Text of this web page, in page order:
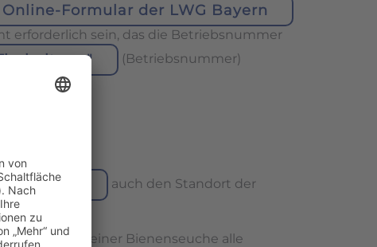
Online-Formular der LWG Bayern
erforderlich sein, das die Betriebsnummer
(Betriebsnummer)
auch den Standort der
im Falle einer Bienenseuche alle